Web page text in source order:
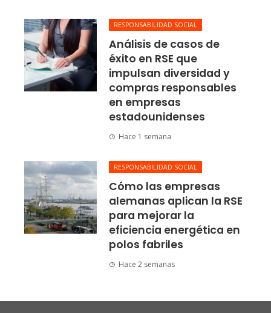
RESPONSABILIDAD SOCIAL
Análisis de casos de
éxito en RSE que
impulsan diversidad y
compras responsables
en empresas
estadounidenses
Hace 1 semana
RESPONSABILIDAD SOCIAL
Cómo las empresas
alemanas aplican la RSE
para mejorar la
eficiencia energética en
polos fabriles
Hace 2 semanas